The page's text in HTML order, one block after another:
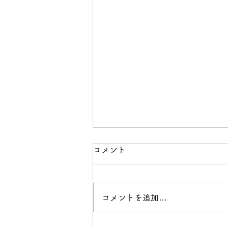
日本橋架橋100周年祭
で 3.11東北大震災の、まさに被
災地から来られました。
コメント
コメントを追加…